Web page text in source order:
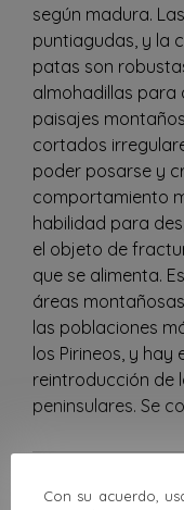
según madura.
puntiagudas, y la
patas son
almohadillas para
paisajes
cortados
poder posarse y
comportamiento
habilidad para
el objeto de
que se alimenta.
áreas
las poblaciones
los Pirineos, y
reintroducción de
peninsulares. Se
Información de
Con su acuerdo,